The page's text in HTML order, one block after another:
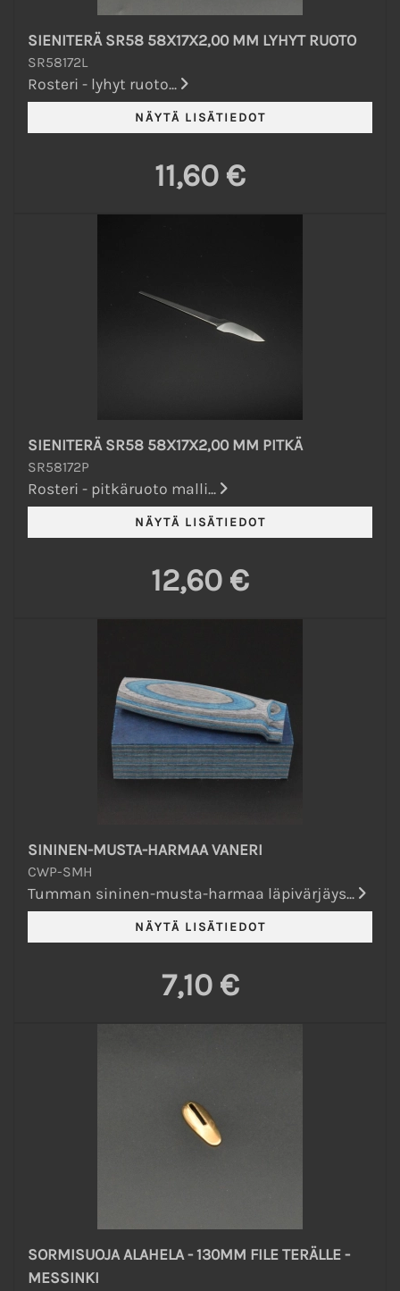
SIENITERÄ SR58 58X17X2,00 MM LYHYT RUOTO
SR58172L
Rosteri - lyhyt ruoto...
11,60 €
SIENITERÄ SR58 58X17X2,00 MM PITKÄ
SR58172P
Rosteri - pitkäruoto malli...
12,60 €
SININEN-MUSTA-HARMAA VANERI
CWP-SMH
Tumman sininen-musta-harmaa läpivärjäys...
7,10 €
SORMISUOJA ALAHELA - 130MM FILE TERÄLLE -
MESSINKI